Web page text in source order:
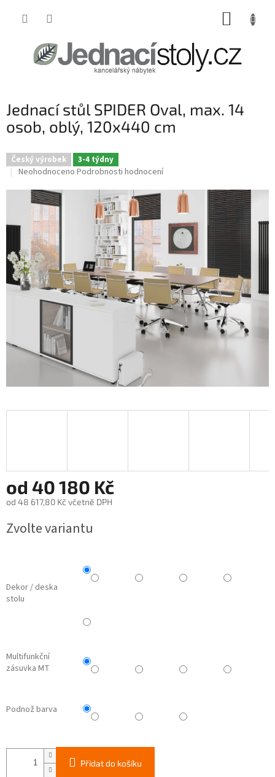
Jednací stůl SPIDER Oval, max. 14
osob, oblý, 120x440 cm
Český výrobek 3-4 týdny
Průměrné
produktu
z
hvězdiček.
Neohodnoceno Podrobnosti hodnocení
od 40 180 Kč
od 48 617,80 Kč včetně DPH
cena:
Zvolte variantu
Dekor / deska
stolu
Multifunkční
zásuvka MT
Podnož barva
Přidat do košíku